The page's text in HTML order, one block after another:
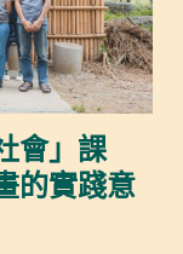
會」課
的實踐意